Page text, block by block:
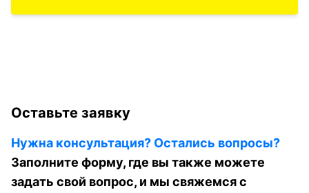
Оставьте заявку
Нужна консультация? Остались вопросы?
Заполните форму, где вы также можете
задать свой вопрос, и мы свяжемся с